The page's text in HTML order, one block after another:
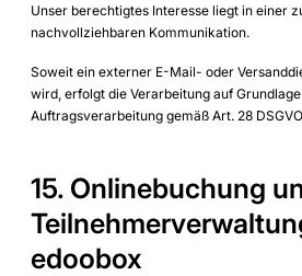
Unser berechtigtes Interesse liegt in einer
nachvollziehbaren Kommunikation.
Soweit ein externer E-Mail- oder
wird, erfolgt die Verarbeitung auf
Auftragsverarbeitung gemäß Art. 28
15. Onlinebuchung
edoobox